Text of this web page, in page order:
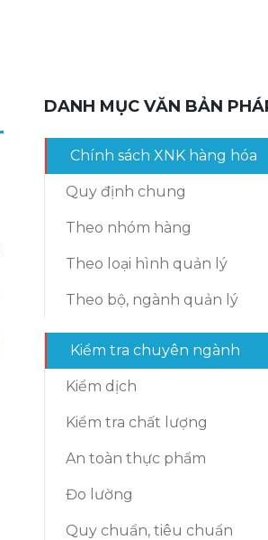
DANH MỤC VĂN BẢN
Chính sách XNK hàng hóa
Quy định chung
Theo nhóm hàng
Theo loại hình quản lý
Theo bộ, ngành quản lý
Kiểm tra chuyên ngành
Kiểm dịch
Kiểm tra chất lượng
An toàn thực phẩm
Đo lường
Quy chuẩn, tiêu chuẩn